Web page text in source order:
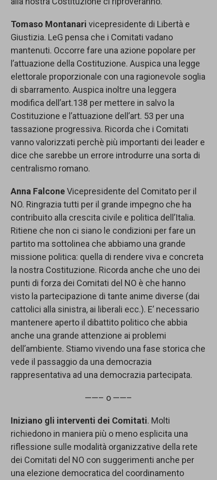
Tomaso Montanari vicepresidente di Libertà e
Giustizia. LeG pensa che i Comitati vadano
mantenuti. Occorre fare una azione popolare per
l’attuazione della Costituzione. Auspica una legge
elettorale proporzionale con una ragionevole soglia
di sbarramento. Auspica inoltre una leggera
modifica dell’art.138 per mettere in salvo la
Costituzione e l’attuazione dell’art. 53 per una
tassazione progressiva. Ricorda che i Comitati
vanno valorizzati perchè più importanti dei leader e
dice che sarebbe un errore introdurre una sorta di
centralismo romano.
Anna FalconeVicepresidente del Comitato per il
NO. Ringrazia tutti per il grande impegno che ha
contribuito alla crescita civile e politica dell’Italia.
Ritiene che non ci siano le condizioni per fare un
partito ma sottolinea che abbiamo una grande
missione politica: quella di rendere viva e concreta
la nostra Costituzione. Ricorda anche che uno dei
punti di forza dei Comitati del NO è che hanno
visto la partecipazione di tante anime diverse (dai
cattolici alla sinistra, ai liberali ecc.). E’ necessario
mantenere aperto il dibattito politico che abbia
anche una grande attenzione ai problemi
dell’ambiente. Stiamo vivendo una fase storica che
vede il passaggio da una democrazia
rappresentativa ad una democrazia partecipata.
——– o ——–
Iniziano gli interventi dei Comitati. Molti
richiedono in maniera più o meno esplicita una
riflessione sulle modalità organizzative della rete
dei Comitati del NO con suggerimenti anche per
una elezione democratica del coordinamento